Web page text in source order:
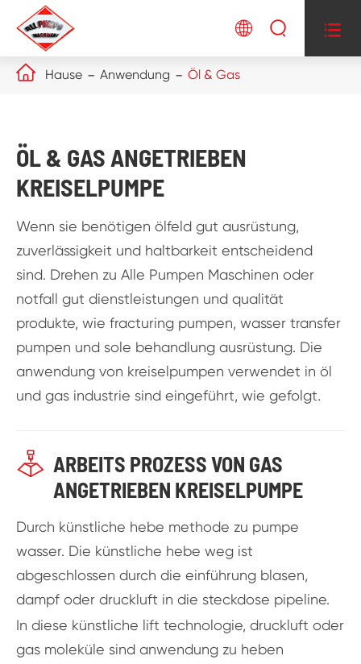
  
 Hause Anwendung Öl & Gas
ÖL & GAS ANGETRIEBEN
KREISELPUMPE
Wenn sie benötigen ölfeld gut ausrüstung,
zuverlässigkeit und haltbarkeit entscheidend
sind. Drehen zu Alle Pumpen Maschinen oder
notfall gut dienstleistungen und qualität
produkte, wie fracturing pumpen, wasser transfer
pumpen und sole behandlung ausrüstung. Die
anwendung von kreiselpumpen verwendet in öl
und gas industrie sind eingeführt, wie gefolgt.
 ARBEITS PROZESS VON GAS
ANGETRIEBEN KREISELPUMPE
Durch künstliche hebe methode zu pumpe
wasser. Die künstliche hebe weg ist
abgeschlossen durch die einführung blasen,
dampf oder druckluft in die steckdose pipeline.
In diese künstliche lift technologie, druckluft oder
gas moleküle sind anwendung zu heben